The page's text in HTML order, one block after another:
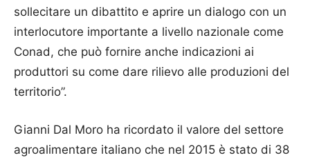
sollecitare un dibattito e aprire un dialogo con un
interlocutore importante a livello nazionale come
Conad, che può fornire anche indicazioni ai
produttori su come dare rilievo alle produzioni del
territorio”.
Gianni Dal Moro ha ricordato il valore del settore
agroalimentare italiano che nel 2015 è stato di 38